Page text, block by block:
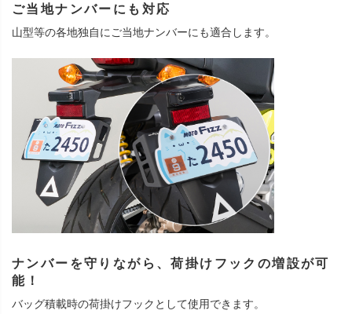
ご当地ナンバーにも対応
山型等の各地独自にご当地ナンバーにも適合します。
ナンバーを守りながら、荷掛けフックの増設が可
能！
バッグ積載時の荷掛けフックとして使用できます。